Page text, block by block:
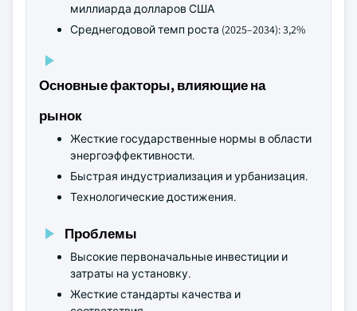
миллиарда долларов США
Среднегодовой темп роста (2025–2034): 3,2%
Основные факторы, влияющие на
рынок
Жесткие государственные нормы в области
энергоэффективности.
Быстрая индустриализация и урбанизация.
Технологические достижения.
Проблемы
Высокие первоначальные инвестиции и
затраты на установку.
Жесткие стандарты качества и